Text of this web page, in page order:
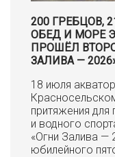
200 ГРЕБЦОВ,
ОБЕД И МОРЕ
ПРОШЁЛ
ЗАЛИВА —
18 июля
притяжения для
и водного
«Огни Залива —
юбилейного